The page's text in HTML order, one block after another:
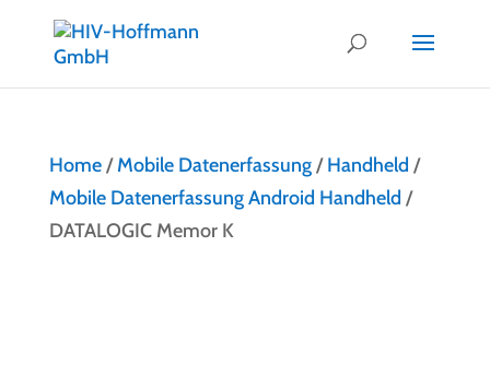
Home/Mobile Datenerfassung/Handheld /
Mobile Datenerfassung Android Handheld /
DATALOGIC Memor K